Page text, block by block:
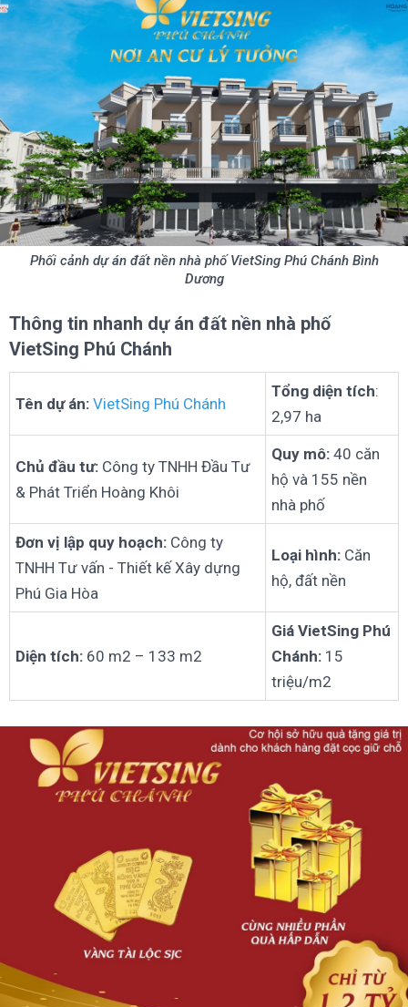
Phối cảnh dự án đất nền nhà phố VietSing Phú Chánh Bình
Dương
Thông tin nhanh dự án đất nền nhà phố
VietSing Phú Chánh
Tên dự án: VietSing Phú Chánh
Tổng diện tích:
2,97 ha
Chủ đầu tư: Công ty TNHH Đầu Tư
& Phát Triển Hoàng Khôi
Quy mô: 40 căn
hộ và 155 nền
nhà phố
Đơn vị lập quy hoạch: Công ty
TNHH Tư vấn - Thiết kế Xây dựng
Phú Gia Hòa
Loại hình: Căn
hộ, đất nền
Diện tích: 60 m2 – 133 m2
Giá VietSing Phú
Chánh: 15
triệu/m2